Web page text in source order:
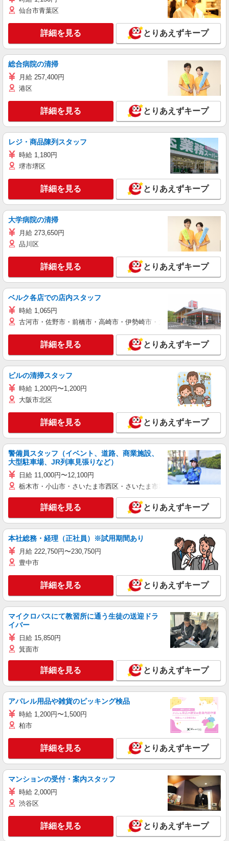
仙台市青葉区
詳細を見る とりあえずキープ
総合病院の清掃
月給 257,400円
港区
詳細を見る とりあえずキープ
レジ・商品陳列スタッフ
時給 1,180円
堺市堺区
詳細を見る とりあえずキープ
大学病院の清掃
月給 273,650円
品川区
詳細を見る とりあえずキープ
ベルク各店での店内スタッフ
時給 1,065円
古河市・佐野市・前橋市・高崎市・伊勢崎市・太田市・館林市・藤
詳細を見る とりあえずキープ
ビルの清掃スタッフ
時給 1,200円〜1,200円
大阪市北区
詳細を見る とりあえずキープ
警備員スタッフ（イベント、道路、商業施設、
大型駐車場、JR列車見張りなど）
日給 11,000円〜12,100円
栃木市・小山市・さいたま市西区・さいたま市岩槻区・久喜市・蓮田
詳細を見る とりあえずキープ
本社総務・経理（正社員）※試用期間あり
月給 222,750円〜230,750円
豊中市
詳細を見る とりあえずキープ
マイクロバスにて教習所に通う生徒の送迎ドラ
イバー
日給 15,850円
箕面市
詳細を見る とりあえずキープ
アパレル用品や雑貨のピッキング検品
時給 1,200円〜1,500円
柏市
詳細を見る とりあえずキープ
マンションの受付・案内スタッフ
時給 2,000円
渋谷区
詳細を見る とりあえずキープ